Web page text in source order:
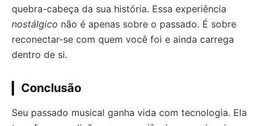
quebra-cabeça da sua história. Essa experiência
nostálgico não é apenas sobre o passado. É sobre
reconectar-se com quem você foi e ainda carrega
dentro de si.
Conclusão
Seu passado musical ganha vida com tecnologia. Ela